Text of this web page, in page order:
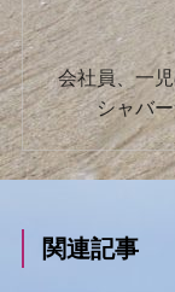
会社員、一
シャバ
関連記事